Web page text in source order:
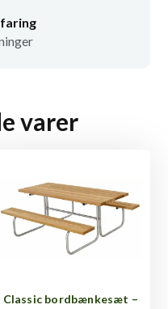
varer
Classic bordbænkesæt –